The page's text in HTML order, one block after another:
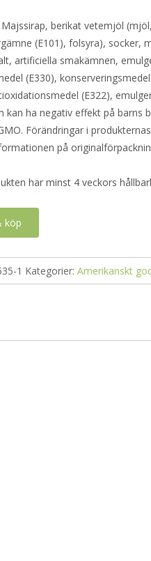
Majssirap, berikat vetemjöl
(E101), folsyra), socker,
artificiella smakämnen,
(E330),
(E322),
kan ha negativ effekt på barns
Förändringar i
på
har minst 4 veckors
köp
1 Kategorier: Amerikanskt